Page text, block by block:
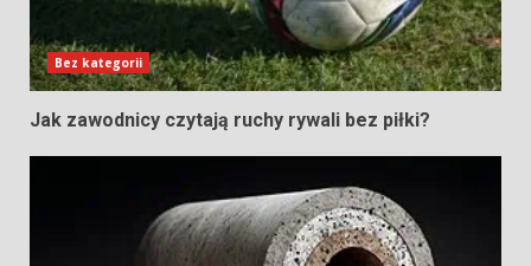
Bez kategorii
Jak zawodnicy czytają ruchy rywali bez piłki?